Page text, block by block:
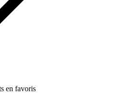
en favoris